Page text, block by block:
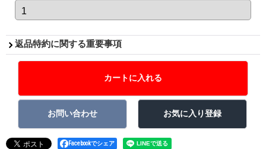
返品特約に関する重要事項
Facebookでシェア